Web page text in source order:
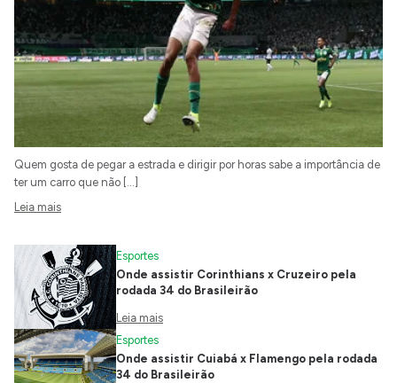
Quem gosta de pegar a estrada e dirigir por horas sabe a importância de
ter um carro que não […]
Leia mais
Esportes
Onde assistir Corinthians x Cruzeiro pela
rodada 34 do Brasileirão
Leia mais
Esportes
Onde assistir Cuiabá x Flamengo pela rodada
34 do Brasileirão